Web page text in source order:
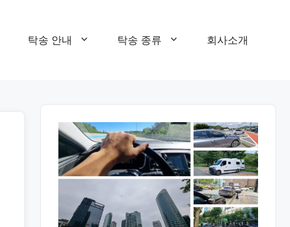
탁송 안내 탁송 종류 회사소개